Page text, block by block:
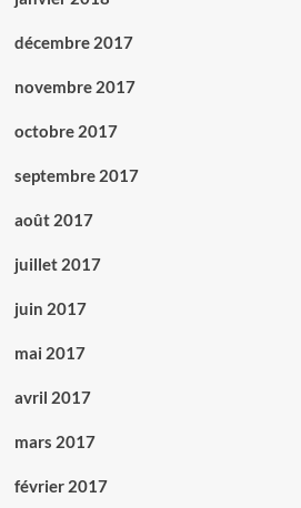
décembre 2017
novembre 2017
octobre 2017
septembre 2017
août 2017
juillet 2017
juin 2017
mai 2017
avril 2017
mars 2017
février 2017